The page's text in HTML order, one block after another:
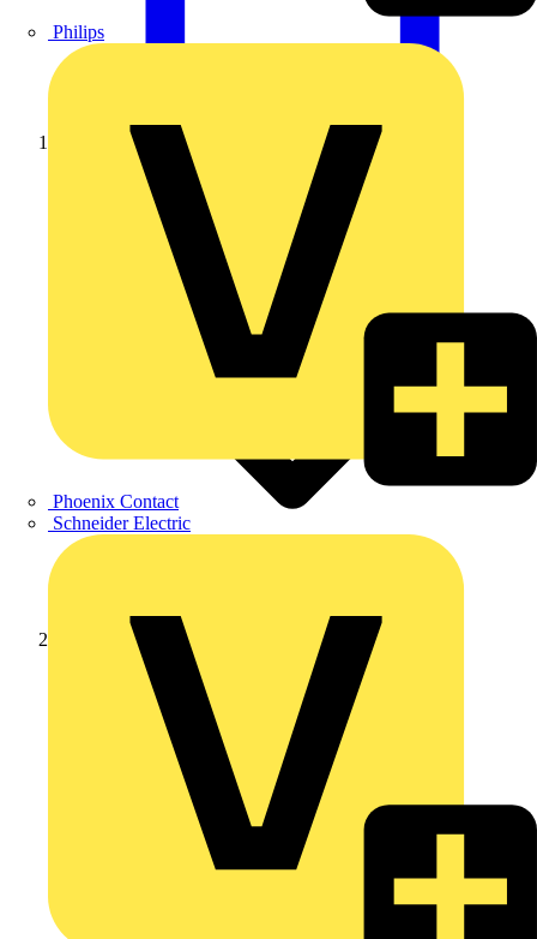
Philips
Phoenix Contact
Schneider Electric